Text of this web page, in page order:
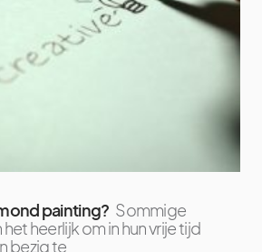
painting? Sommige
heerlijk om in hun vrije tijd
bezig te